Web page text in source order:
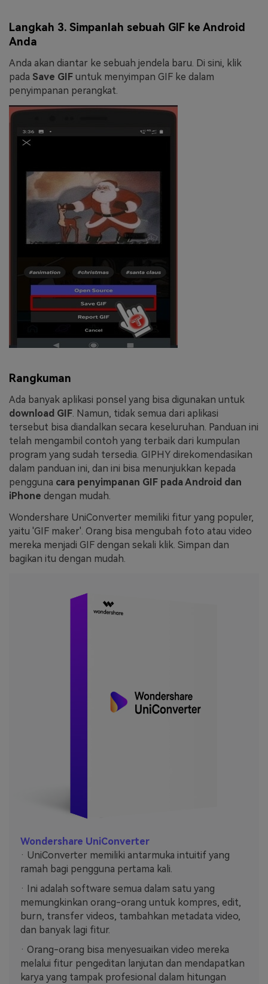
Langkah 3. Simpanlah sebuah GIF ke Android
Anda
Anda akan diantar ke sebuah jendela baru. Di sini, klik
pada Save GIF untuk menyimpan GIF ke dalam
penyimpanan perangkat.
Rangkuman
Ada banyak aplikasi ponsel yang bisa digunakan untuk
download GIF. Namun, tidak semua dari aplikasi
tersebut bisa diandalkan secara keseluruhan. Panduan ini
telah mengambil contoh yang terbaik dari kumpulan
program yang sudah tersedia. GIPHY direkomendasikan
dalam panduan ini, dan ini bisa menunjukkan kepada
pengguna cara penyimpanan GIF pada Android dan
iPhone dengan mudah.
Wondershare UniConverter memiliki fitur yang populer,
yaitu 'GIF maker'. Orang bisa mengubah foto atau video
mereka menjadi GIF dengan sekali klik. Simpan dan
bagikan itu dengan mudah.
Wondershare UniConverter
· UniConverter memiliki antarmuka intuitif yang
ramah bagi pengguna pertama kali.
· Ini adalah software semua dalam satu yang
memungkinkan orang-orang untuk kompres, edit,
burn, transfer videos, tambahkan metadata video,
dan banyak lagi fitur.
· Orang-orang bisa menyesuaikan video mereka
melalui fitur pengeditan lanjutan dan mendapatkan
karya yang tampak profesional dalam hitungan